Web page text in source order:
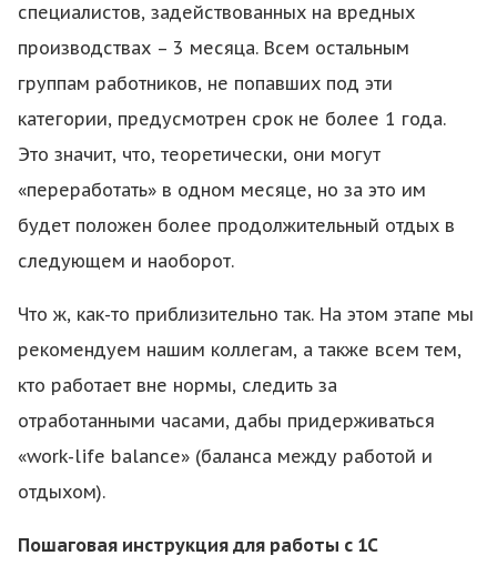
специалистов, задействованных на вредных
производствах – 3 месяца. Всем остальным
группам работников, не попавших под эти
категории, предусмотрен срок не более 1 года.
Это значит, что, теоретически, они могут
«переработать» в одном месяце, но за это им
будет положен более продолжительный отдых в
следующем и наоборот.
Что ж, как-то приблизительно так. На этом этапе мы
рекомендуем нашим коллегам, а также всем тем,
кто работает вне нормы, следить за
отработанными часами, дабы придерживаться
«work-life balance» (баланса между работой и
отдыхом).
Пошаговая инструкция для работы с 1С